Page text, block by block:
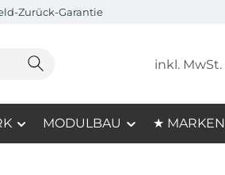
Zurück-Garantie
inkl. MwSt.
MODULBAU ★ MARKEN